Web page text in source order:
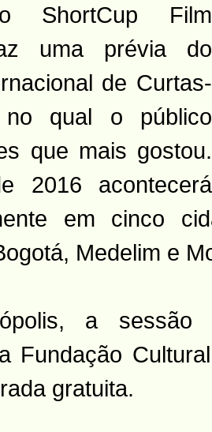
ShortCup Film
uma prévia do
de Curtas-
no qual o público
que mais gostou.
2016 acontecerá
em cinco
Medelim e
a sessão
Fundação
gratuita.